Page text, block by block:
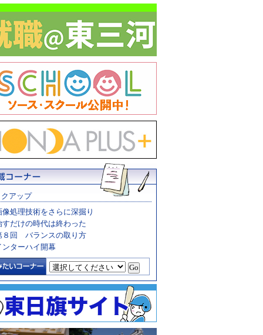
アップ
像処理技術をさらに深掘り
すだけの時代は終わった
８回 バランスの取り方
ンターハイ開幕